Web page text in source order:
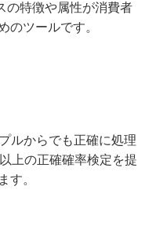
の特徴や属性が消費者
のツールです。
ルからでも正確に処理
上の正確確率検定を提
す。